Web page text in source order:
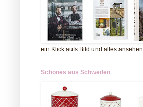
ein Klick aufs Bild und alles ansehen
Schönes aus Schweden